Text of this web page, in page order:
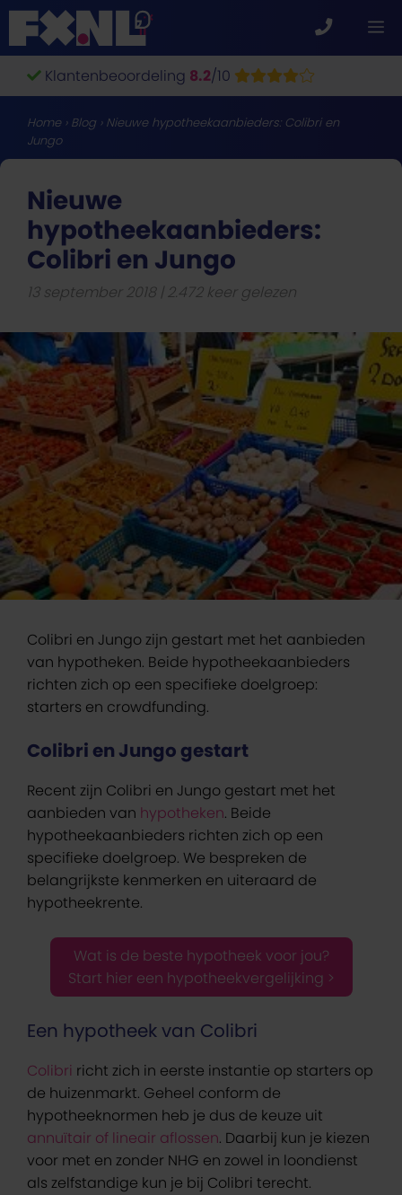
Ga
naar
de
inhoudKlantenbeoordeling 8.2/10
Home› Blog › Nieuwe hypotheekaanbieders: Colibri en
Jungo
Nieuwe
hypotheekaanbieders:
Colibri en Jungo
13 september 2018 2.472 keer gelezen
Colibri en Jungo zijn gestart met het aanbieden
van hypotheken. Beide hypotheekaanbieders
richten zich op een specifieke doelgroep:
starters en crowdfunding.
Colibri en Jungo gestart
Recent zijn Colibri en Jungo gestart met het
aanbieden van hypotheken. Beide
hypotheekaanbieders richten zich op een
specifieke doelgroep. We bespreken de
belangrijkste kenmerken en uiteraard de
hypotheekrente.
Wat is de beste hypotheek voor jou?
Start hier een hypotheekvergelijking >
Een hypotheek van Colibri
Colibri richt zich in eerste instantie op starters op
de huizenmarkt. Geheel conform de
hypotheeknormen heb je dus de keuze uit
annuïtair of lineair aflossen. Daarbij kun je kiezen
voor met en zonder NHG en zowel in loondienst
als zelfstandige kun je bij Colibri terecht.